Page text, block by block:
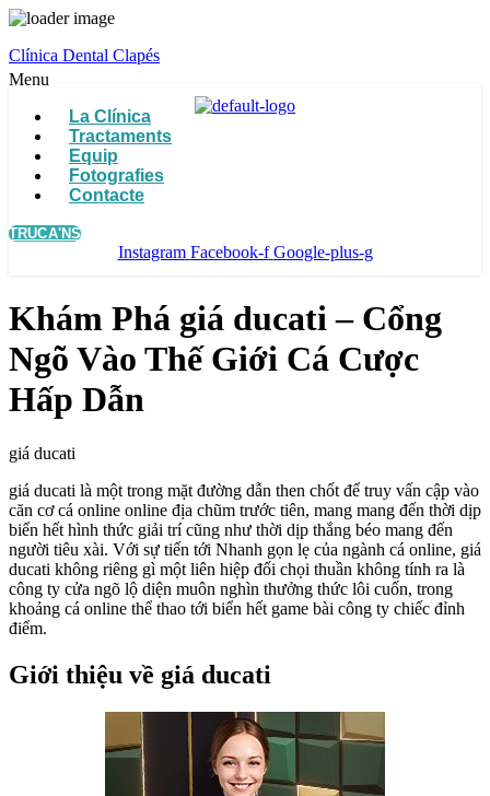
Clínica Dental Clapés
Menu
La Clínica
Tractaments
Equip
Fotografies
Contacte
TRUCA'NS
Instagram Facebook-f Google-plus-g
Khám Phá giá ducati – Cổng
Ngõ Vào Thế Giới Cá Cược
Hấp Dẫn
giá ducati
giá ducati là một trong mặt đường dẫn then chốt để truy vấn cập vào
căn cơ cá online online địa chũm trước tiên, mang mang đến thời dịp
biển hết hình thức giải trí cũng như thời dịp thắng béo mang đến
người tiêu xài. Với sự tiến tới Nhanh gọn lẹ của ngành cá online, giá
ducati không riêng gì một liên hiệp đối chọi thuần không tính ra là
công ty cửa ngõ lộ diện muôn nghìn thưởng thức lôi cuốn, trong
khoảng cá online thể thao tới biển hết game bài công ty chiếc đỉnh
điểm.
Giới thiệu về giá ducati